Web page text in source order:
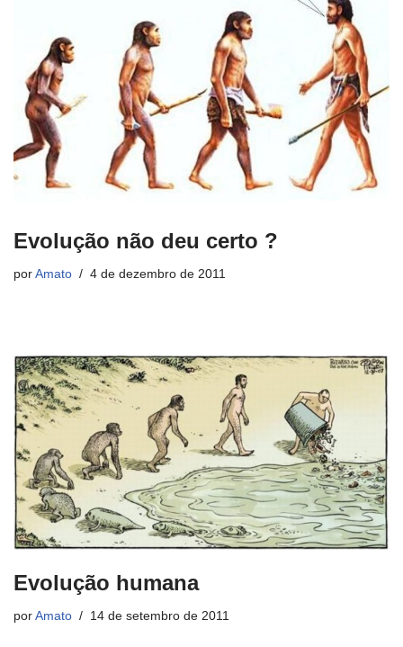
Evolução não deu certo ?
por Amato 4 de dezembro de 2011
Evolução humana
por Amato 14 de setembro de 2011